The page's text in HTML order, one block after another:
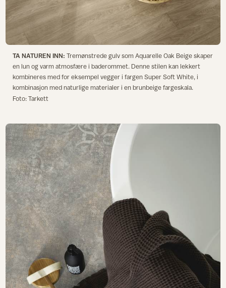
TA NATUREN INN: Tremønstrede gulv som Aquarelle Oak Beige skaper
en lun og varm atmosfære i baderommet. Denne stilen kan lekkert
kombineres med for eksempel vegger i fargen Super Soft White, i
kombinasjon med naturlige materialer i en brunbeige fargeskala.
Foto: Tarkett